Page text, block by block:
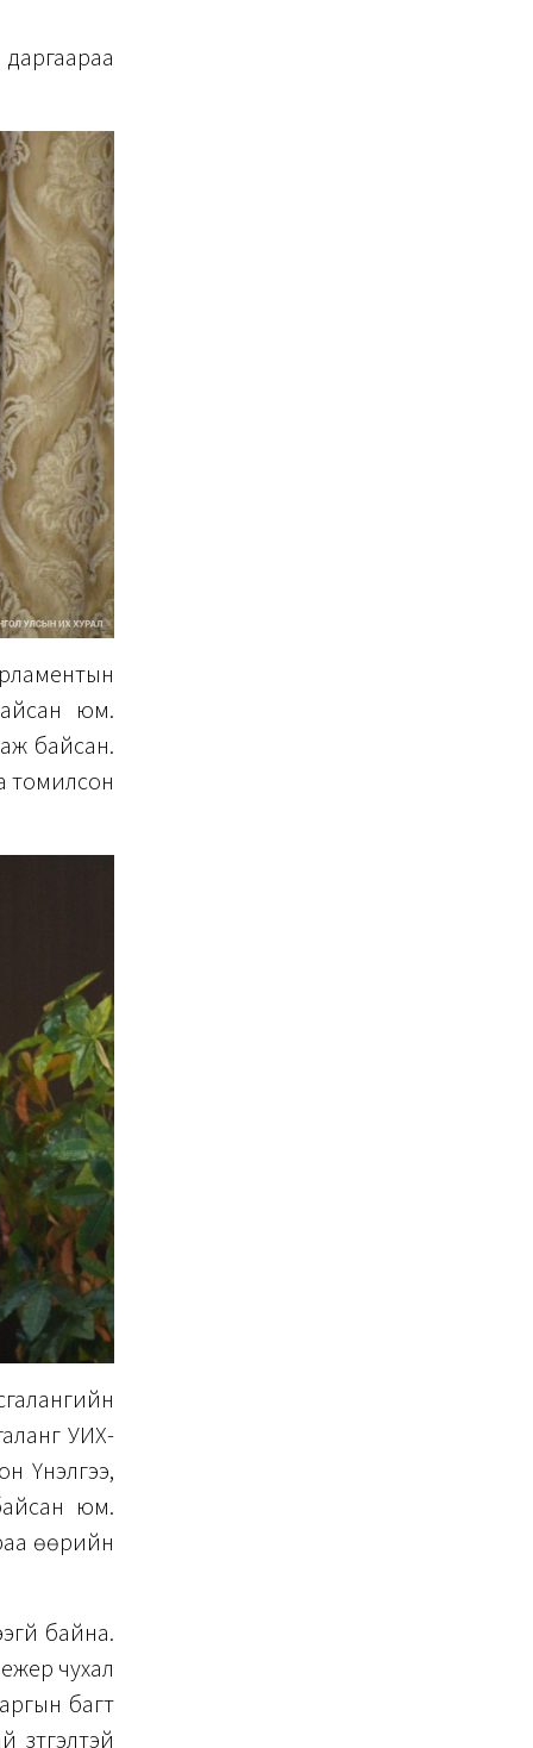
юм.
байсан.
томилсон
УИХ-
Үнэлгээ,
юм.
өөрийн
байна.
чухал
багт
зүтгэлтэй